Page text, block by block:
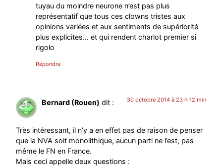
tuyau du moindre neurone n’est pas plus
représentatif que tous ces clowns tristes aux
opinions variées et aux sentiments de supériorité
plus explicites… et qui rendent charlot premier si
rigolo
Répondre
Bernard (Rouen) dit : 30 octobre 2014 à 23 h 12 min
Très intéressant, il n’y a en effet pas de raison de penser
que la NVA soit monolithique, aucun parti ne l’est, pas
même le FN en France.
Mais ceci appelle deux questions :